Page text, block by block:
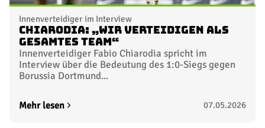
Innenverteidiger im Interview
Chiarodia: „Wir verteidigen als
gesamtes Team“
Innenverteidiger Fabio Chiarodia spricht im
Interview über die Bedeutung des 1:0-Siegs gegen
Borussia Dortmund...
Mehr lesen 07.05.2026